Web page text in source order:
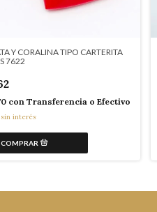
Y CORALINA TIPO CARTERITA
7622
con Transferencia o Efectivo
sin interés